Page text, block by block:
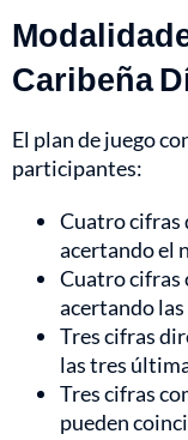
Caribeña
El plan de juego
participantes:
Cuatro cifras
acertando el
Cuatro cifras
acertando
Tres cifras
las tres
Tres cifras
pueden